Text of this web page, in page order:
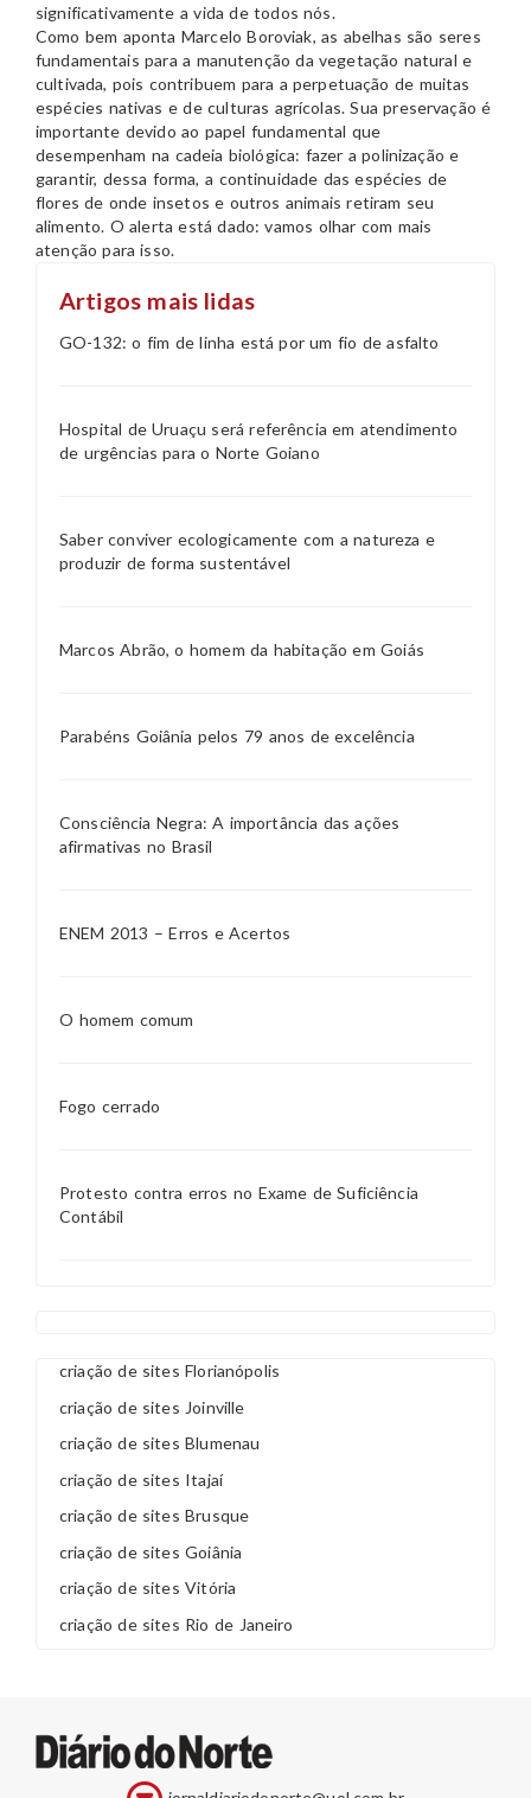
significativamente a vida de todos nós.
Como bem aponta Marcelo Boroviak, as abelhas são seres
fundamentais para a manutenção da vegetação natural e
cultivada, pois contribuem para a perpetuação de muitas
espécies nativas e de culturas agrícolas. Sua preservação é
importante devido ao papel fundamental que
desempenham na cadeia biológica: fazer a polinização e
garantir, dessa forma, a continuidade das espécies de
flores de onde insetos e outros animais retiram seu
alimento. O alerta está dado: vamos olhar com mais
atenção para isso.
Artigos mais lidas
GO-132: o fim de linha está por um fio de asfalto
Hospital de Uruaçu será referência em atendimento
de urgências para o Norte Goiano
Saber conviver ecologicamente com a natureza e
produzir de forma sustentável
Marcos Abrão, o homem da habitação em Goiás
Parabéns Goiânia pelos 79 anos de excelência
Consciência Negra: A importância das ações
afirmativas no Brasil
ENEM 2013 – Erros e Acertos
O homem comum
Fogo cerrado
Protesto contra erros no Exame de Suficiência
Contábil
criação de sites Florianópolis
criação de sites Joinville
criação de sites Blumenau
criação de sites Itajaí
criação de sites Brusque
criação de sites Goiânia
criação de sites Vitória
criação de sites Rio de Janeiro